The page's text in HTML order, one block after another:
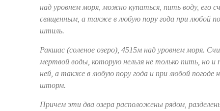
над уровнем моря, можно купаться, пить воду, его
священным, а также в любую пору года при любой
штиль.
Ракшас (соленое озеро), 4515м над уровнем моря.
мертвой воды, которую нельзя не только пить, но и
ней, а также в любую пору года и при любой погоде
шторм.
Причем эти два озера расположены рядом,